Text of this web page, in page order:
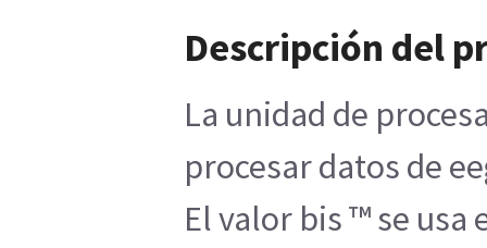
Descripción del
La unidad de
procesar datos de
El valor bis ™ se